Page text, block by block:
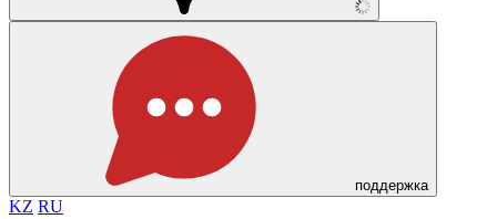
поддержка
KZ RU